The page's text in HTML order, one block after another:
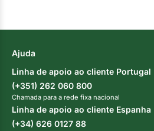
Ajuda
Linha de apoio ao cliente Portugal
(+351) 262 060 800
Chamada para a rede fixa nacional
Linha de apoio ao cliente Espanha
(+34) 626 0127 88